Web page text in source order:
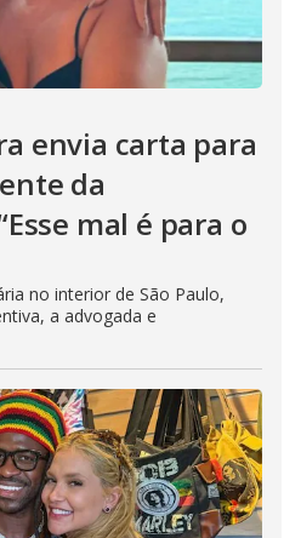
envia carta para
da
mal é para o
no interior de São Paulo,
a advogada e